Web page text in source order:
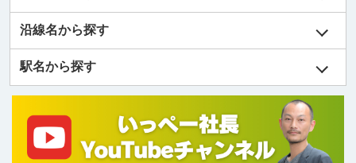
沿線名から探す
駅名から探す